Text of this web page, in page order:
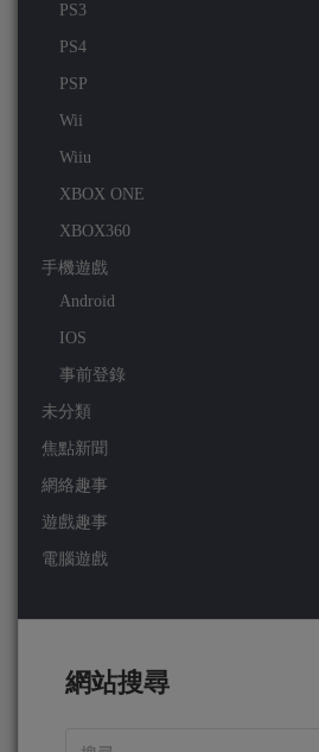
PS3
PS4
PSP
Wii
Wiiu
XBOX ONE
XBOX360
手機遊戲
Android
IOS
事前登錄
未分類
焦點新聞
網絡趣事
遊戲趣事
電腦遊戲
網站搜尋